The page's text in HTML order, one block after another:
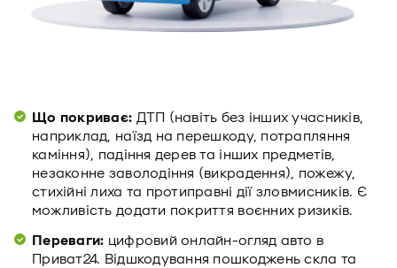
Що покриває: ДТП (навіть без інших учасників,
наприклад, наїзд на перешкоду, потрапляння
каміння), падіння дерев та інших предметів,
незаконне заволодіння (викрадення), пожежу,
стихійні лиха та протиправні дії зловмисників. Є
можливість додати покриття воєнних ризиків.
Переваги: цифровий онлайн-огляд авто в
Приват24. Відшкодування пошкоджень скла та